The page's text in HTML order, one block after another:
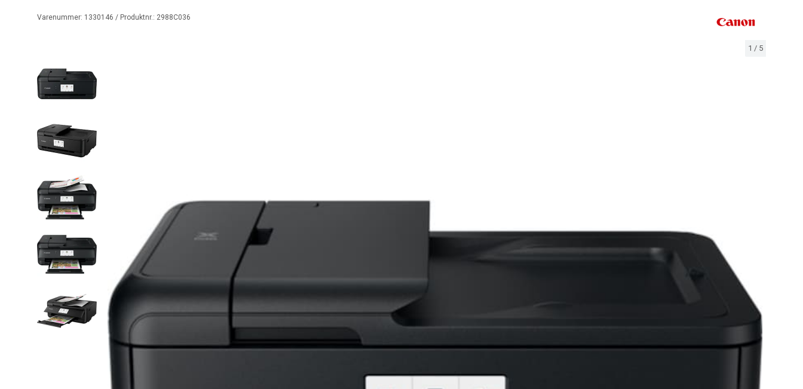
1 / 5
Varenummer: 1330146 / Produktnr.: 2988C036